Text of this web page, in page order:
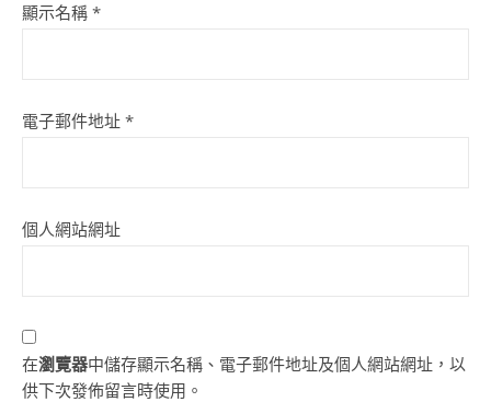
顯示名稱 *
電子郵件地址 *
個人網站網址
在瀏覽器中儲存顯示名稱、電子郵件地址及個人網站網址，以
供下次發佈留言時使用。